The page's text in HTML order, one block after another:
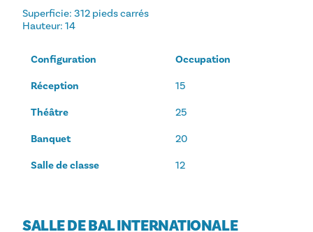
Superficie: 312 pieds carrés
Hauteur: 14
Configuration Occupation
Réception 15
Théâtre 25
Banquet 20
Salle de classe 12
SALLE DE BAL INTERNATIONALE